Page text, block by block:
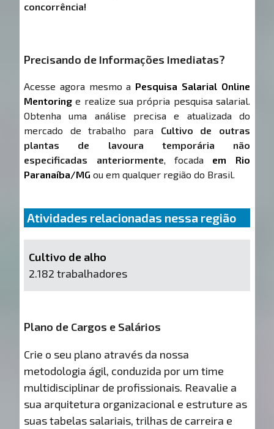
concorrência!
Precisando de Informações Imediatas?
Acesse agora mesmo a Pesquisa Salarial Online
Mentoring e realize sua própria pesquisa salarial.
Obtenha uma análise precisa e atualizada do
mercado de trabalho para Cultivo de outras
plantas de lavoura temporária não
especificadas anteriormente, focada em Rio
Paranaíba/MG ou em qualquer região do Brasil.
Atividades relacionadas nessa região
Cultivo de alho
2.182 trabalhadores
Plano de Cargos e Salários
Crie o seu plano através da nossa
metodologia ágil, conduzida por um time
multidisciplinar de profissionais. Reavalie a
sua arquitetura organizacional e estruture as
suas tabelas salariais, trilhas de carreira e